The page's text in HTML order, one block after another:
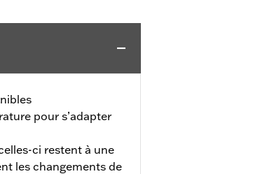
pour s’adapter
ci restent à une
les changements de